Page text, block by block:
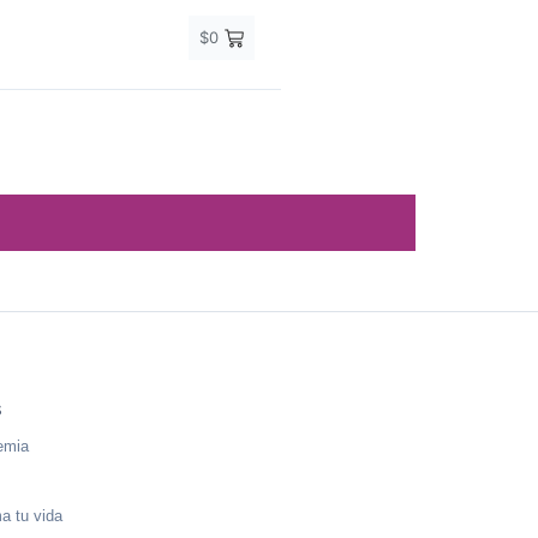
$0
tu vida